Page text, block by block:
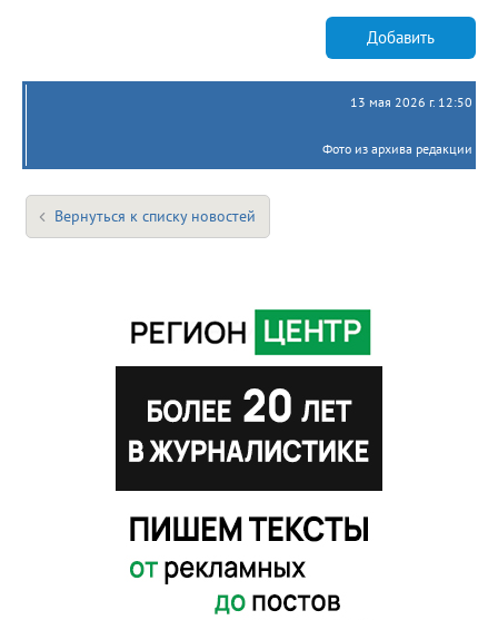
Добавить
13 мая 2026 г. 12:50
Фото из архива редакции
Вернуться к списку новостей